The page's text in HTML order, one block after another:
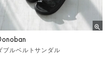
ブルベルトサンダル